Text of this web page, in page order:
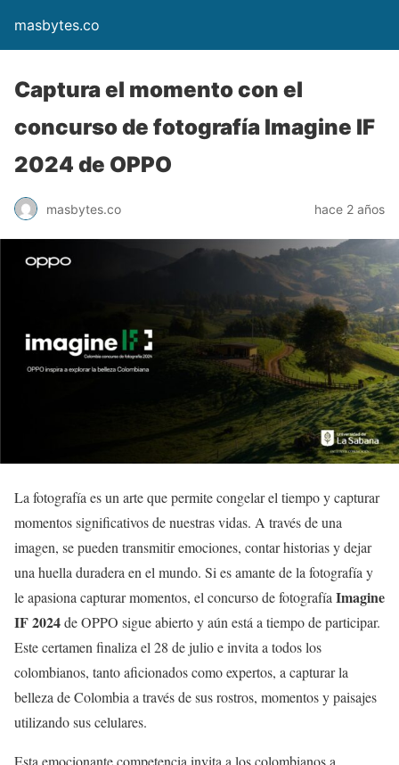
masbytes.co
Captura el momento con el
concurso de fotografía Imagine IF
2024 de OPPO
masbytes.co hace 2 años
La fotografía es un arte que permite congelar el tiempo y capturar
momentos significativos de nuestras vidas. A través de una
imagen, se pueden transmitir emociones, contar historias y dejar
una huella duradera en el mundo. Si es amante de la fotografía y
le apasiona capturar momentos, el concurso de fotografía Imagine
IF 2024de OPPO sigue abierto y aún está a tiempo de participar.
Este certamen finaliza el 28 de julio e invita a todos los
colombianos, tanto aficionados como expertos, a capturar la
belleza de Colombia a través de sus rostros, momentos y paisajes
utilizando sus celulares.
Esta emocionante competencia invita a los colombianos a